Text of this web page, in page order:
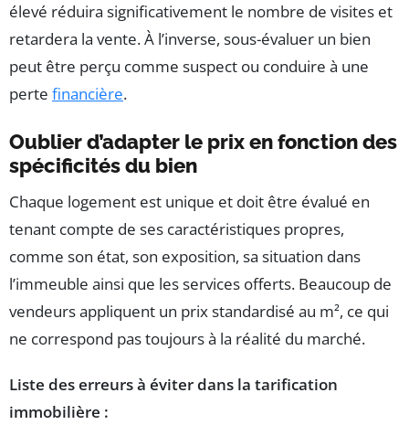
élevé réduira significativement le nombre de visites et
retardera la vente. À l’inverse, sous-évaluer un bien
peut être perçu comme suspect ou conduire à une
perte financière.
Oublier d’adapter le prix en fonction des
spécificités du bien
Chaque logement est unique et doit être évalué en
tenant compte de ses caractéristiques propres,
comme son état, son exposition, sa situation dans
l’immeuble ainsi que les services offerts. Beaucoup de
vendeurs appliquent un prix standardisé au m², ce qui
ne correspond pas toujours à la réalité du marché.
Liste des erreurs à éviter dans la tarification
immobilière :